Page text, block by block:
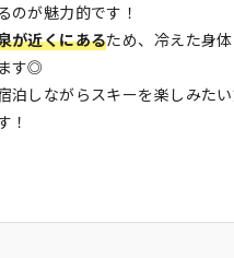
のが魅力的です！
が近くにあるため、冷えた身
す◎
泊しながらスキーを楽しみた
！